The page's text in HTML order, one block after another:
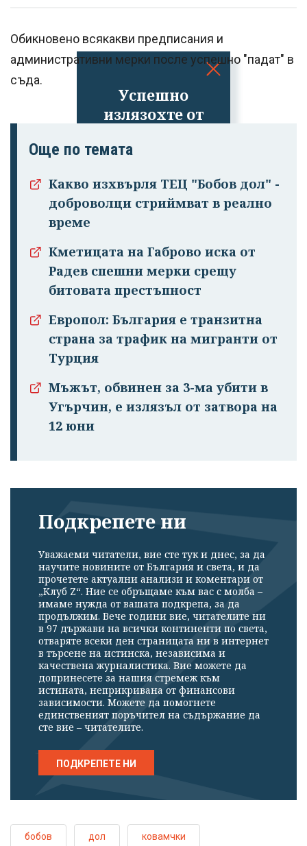
Успешно
излязохте от
Обикновено всякакви предписания и
административни мерки после успешно "падат" в
съда.
Още по темата
Какво изхвърля ТЕЦ "Бобов дол" -
доброволци стриймват в реално
време
Кметицата на Габрово иска от
Радев спешни мерки срещу
битовата престъпност
Европол: България е транзитна
страна за трафик на мигранти от
Турция
Мъжът, обвинен за 3-ма убити в
Угърчин, е излязъл от затвора на
12 юни
Подкрепете ни
Уважаеми читатели, вие сте тук и днес, за да
научите новините от България и света, и да
прочетете актуални анализи и коментари от
„Клуб Z“. Ние се обръщаме към вас с молба –
имаме нужда от вашата подкрепа, за да
продължим. Вече години вие, читателите ни
в 97 държави на всички континенти по света,
отваряте всеки ден страницата ни в интернет
в търсене на истинска, независима и
качествена журналистика. Вие можете да
допринесете за нашия стремеж към
истината, неприкривана от финансови
зависимости. Можете да помогнете
единственият поръчител на съдържание да
сте вие – читателите.
ПОДКРЕПЕТЕ НИ
бобов дол ковамчки